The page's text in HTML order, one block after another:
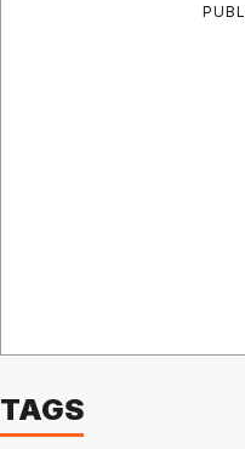
TAGS